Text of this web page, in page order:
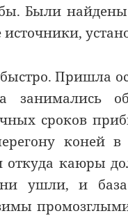
Были
источники,
Пришла
занимались
сроков
коней
откуда каюры
ушли, и